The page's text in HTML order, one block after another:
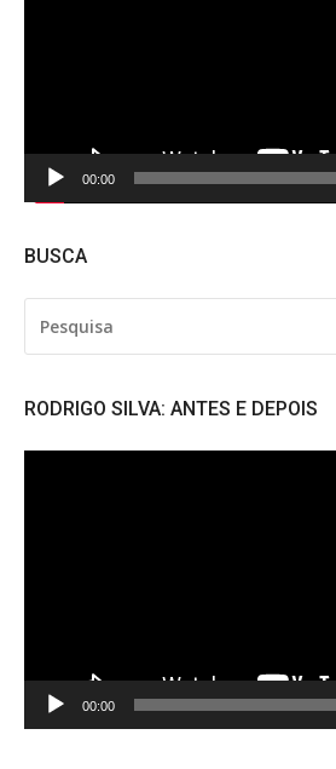
00:00
BUSCA
POR:
RODRIGO SILVA: ANTES E DEPOIS
00:00